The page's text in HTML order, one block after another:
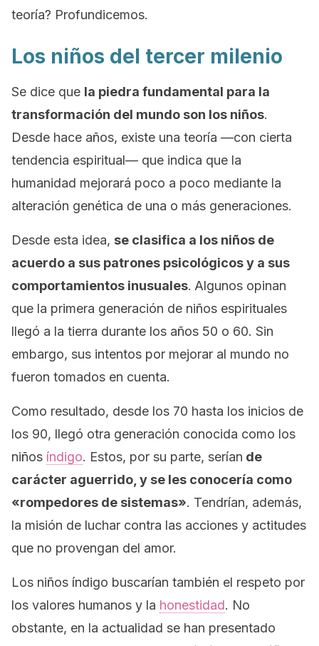
teoría? Profundicemos.
Los niños del tercer milenio
Se dice que la piedra fundamental para la
transformación del mundo son los niños.
Desde hace años, existe una teoría —con cierta
tendencia espiritual— que indica que la
humanidad mejorará poco a poco mediante la
alteración genética de una o más generaciones.
Desde esta idea, se clasifica a los niños de
acuerdo a sus patrones psicológicos y a sus
comportamientos inusuales. Algunos opinan
que la primera generación de niños espirituales
llegó a la tierra durante los años 50 o 60. Sin
embargo, sus intentos por mejorar al mundo no
fueron tomados en cuenta.
Como resultado, desde los 70 hasta los inicios de
los 90, llegó otra generación conocida como los
niños índigo. Estos, por su parte, serían de
carácter aguerrido, y se les conocería como
«rompedores de sistemas». Tendrían, además,
la misión de luchar contra las acciones y actitudes
que no provengan del amor.
Los niños índigo buscarían también el respeto por
los valores humanos y la honestidad. No
obstante, en la actualidad se han presentado